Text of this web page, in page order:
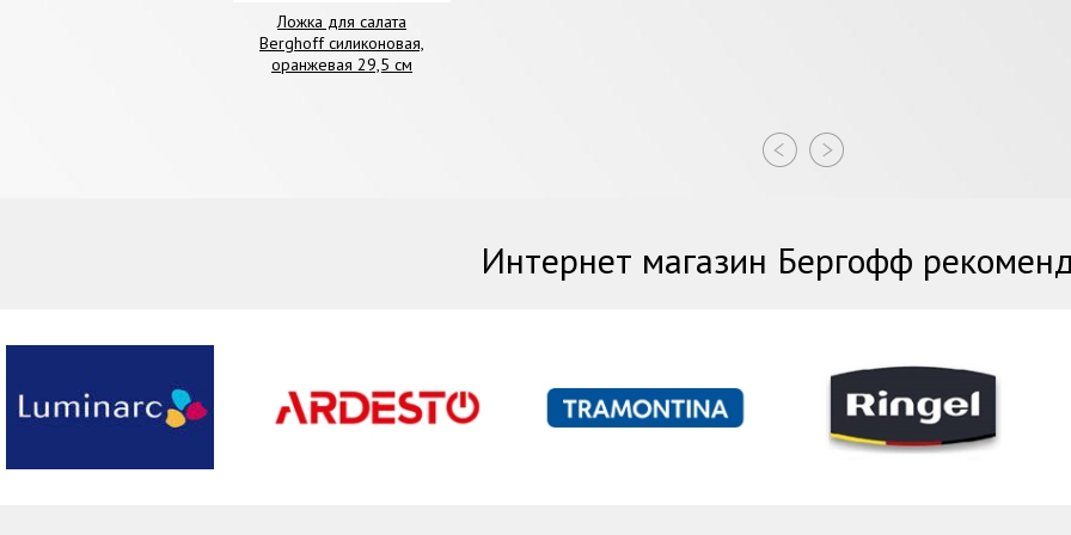
Ложка для салата
Berghoff силиконовая,
оранжевая 29,5 см
Интернет магазин Бергофф